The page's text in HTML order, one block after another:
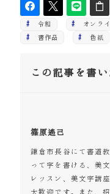
令和 オンライ
書作品 色紙
この記事を書い
篠原遙己
鎌倉市長谷にて書道
って字を書ける、美
レッスン、美文字講
大歓迎です。また、